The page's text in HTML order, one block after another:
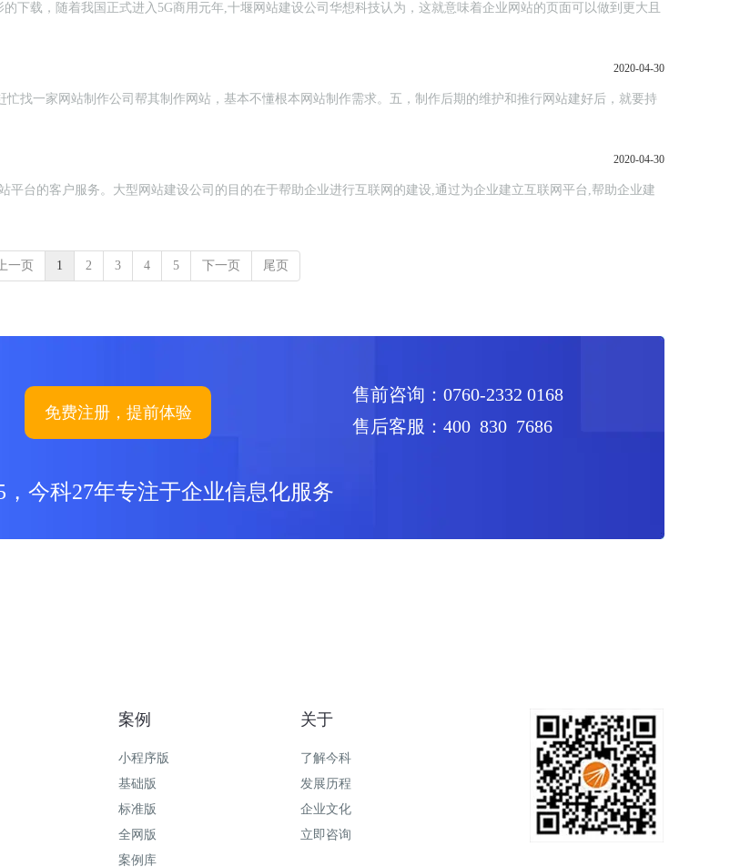
下载，随着我国正式进入5G商用元年,十堰网站建设公司华想科技认为，这就意味着企业网站的页面可以做到更大且
2020-04-30
找一家网站制作公司帮其制作网站，基本不懂根本网站制作需求。五，制作后期的维护和推行网站建好后，就要持
2020-04-30
平台的客户服务。大型网站建设公司的目的在于帮助企业进行互联网的建设,通过为企业建立互联网平台,帮助企业建
一页 1 2 3 4 5 下一页 尾页
售前咨询：0760-2332 0168
售后客服：400 830 7686
，今科27年专注于企业信息化服务
免费注册，提前体验
案例
小程序版
基础版
标准版
全网版
案例库
关于
了解今科
发展历程
企业文化
立即咨询